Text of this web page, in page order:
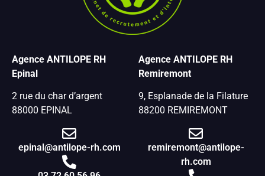
Agence ANTILOPE RH
Epinal
2 rue du char d’argent
88000 EPINAL
epinal@antilope-rh.com
Agence ANTILOPE RH
Remiremont
9, Esplanade de la Filature
88200 REMIREMONT
remiremont@antilope-
rh.com